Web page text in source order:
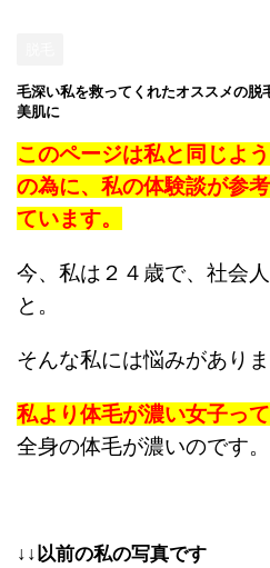
毛深い私を救ってくれたオススメの脱
美肌に
このページは私と同じよ
の為に、私の体験談が参
ています。
今、私は２４歳で、社会
と。
そんな私には悩みがありま
私より体毛が濃い女子っ
全身の体毛が濃いのです。
↓↓以前の私の写真です